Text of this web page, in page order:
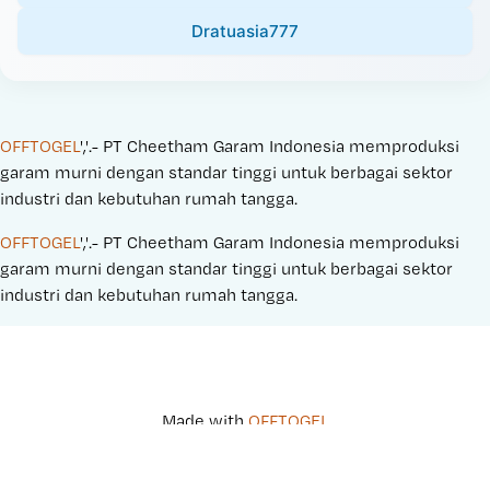
Dratuasia777
OFFTOGEL','.- PT Cheetham Garam Indonesia memproduksi
garam murni dengan standar tinggi untuk berbagai sektor
industri dan kebutuhan rumah tangga.
OFFTOGEL','.- PT Cheetham Garam Indonesia memproduksi
garam murni dengan standar tinggi untuk berbagai sektor
industri dan kebutuhan rumah tangga.
Made with OFFTOGEL